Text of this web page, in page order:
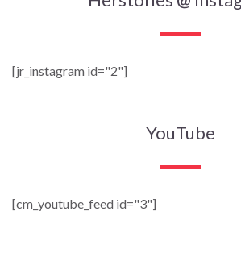
[jr_instagram id="2"]
YouTube
[cm_youtube_feed id="3"]